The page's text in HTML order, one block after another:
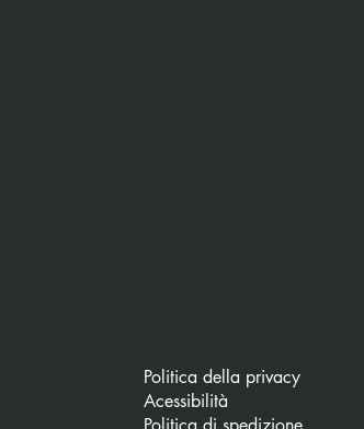
Politica della privacy
Acessibilità